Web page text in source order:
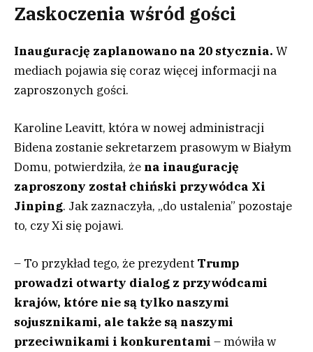
Zaskoczenia wśród gości
Inaugurację zaplanowano na 20 stycznia. W
mediach pojawia się coraz więcej informacji na
zaproszonych gości.
Karoline Leavitt, która w nowej administracji
Bidena zostanie sekretarzem prasowym w Białym
Domu, potwierdziła, że na inaugurację
zaproszony został chiński przywódca Xi
Jinping. Jak zaznaczyła, „do ustalenia” pozostaje
to, czy Xi się pojawi.
– To przykład tego, że prezydent Trump
prowadzi otwarty dialog z przywódcami
krajów, które nie są tylko naszymi
sojusznikami, ale także są naszymi
przeciwnikami i konkurentami – mówiła w